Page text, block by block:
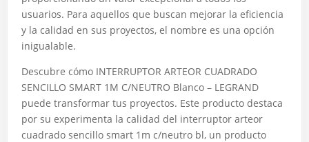
usuarios. Para aquellos que buscan mejorar la eficiencia
y la calidad en sus proyectos, el nombre es una opción
inigualable.
Descubre cómo INTERRUPTOR ARTEOR CUADRADO
SENCILLO SMART 1M C/NEUTRO Blanco – LEGRAND
puede transformar tus proyectos. Este producto destaca
por su experimenta la calidad del interruptor arteor
cuadrado sencillo smart 1m c/neutro bl, un producto